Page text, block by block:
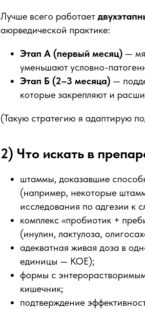
Лучше всего работает
аюрведической практике:
Этап А (первый месяц) —
уменьшают условно-
Этап Б (2–3 месяца) —
которые закрепляют и
(Такую стратегию я адаптирую
2) Что искать в
штаммы, доказавшие
(например, некоторые
исследования по адгезии к
комплекс «пробиотик +
(инулин, лактулоза,
адекватная живая доза в
единицы — КОЕ);
формы с
кишечник;
подтверждение